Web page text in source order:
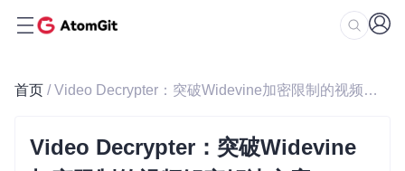
首页 / Video Decrypter：突破Widevine加密限制的视频解密解决方案
Video Decrypter：突破Widevine